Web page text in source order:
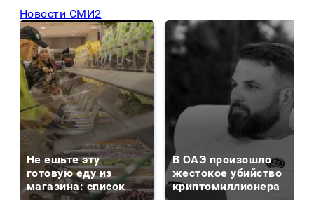
Новости СМИ2
Не ешьте эту
готовую еду из
магазина: список
В ОАЭ произошло
жестокое убийство
криптомиллионера